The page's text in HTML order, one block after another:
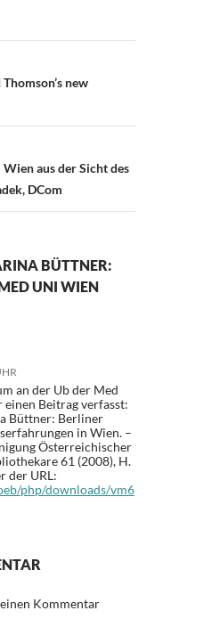
new
aus der Sicht des
DCom
BÜTTNER:
UNI WIEN
an der Ub der Med
Beitrag verfasst:
Büttner: Berliner
in Wien. –
Österreichischer
61 (2008), H.
der URL:
php/downloads/vm6
Kommentar